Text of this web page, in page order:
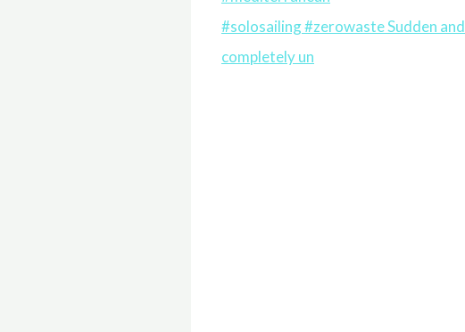
#solosailing #zerowaste Sudden and
completely un